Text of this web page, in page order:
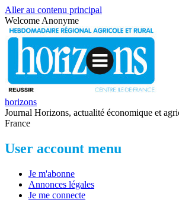
Aller au contenu principal
Welcome Anonyme
horizons
Journal Horizons, actualité économique et
France
User account menu
Je m'abonne
Annonces légales
Je me connecte